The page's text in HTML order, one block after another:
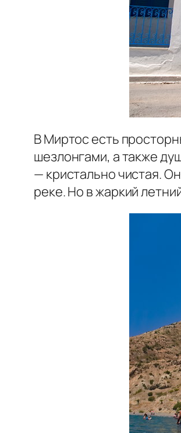
В Миртос есть
шезлонгами, а также
— кристально чистая.
реке. Но в жаркий